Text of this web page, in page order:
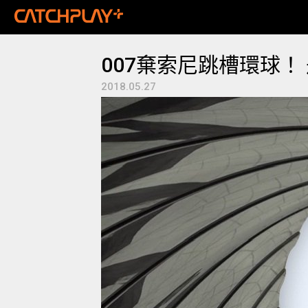
007棄索尼跳槽環球
2018.05.27